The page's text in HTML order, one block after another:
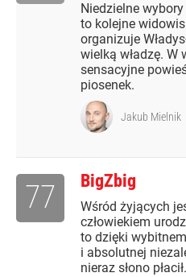
Niedzielne
to kolejne
organizuje
wielką władzę.
sensacyjne
piosenek.
Jakub Mielnik
BigZbig
Wśród żyjących
człowiekiem
to dzięki
i absolutnej
nieraz słono płacił.
77